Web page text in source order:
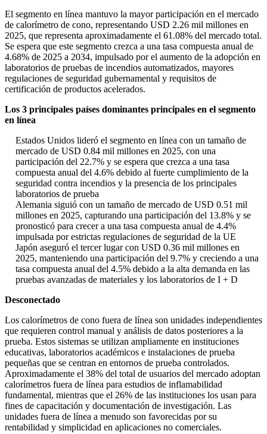
El segmento en línea mantuvo la mayor participación en el mercado
de calorímetro de cono, representando USD 2.26 mil millones en
2025, que representa aproximadamente el 61.08% del mercado total.
Se espera que este segmento crezca a una tasa compuesta anual de
4.68% de 2025 a 2034, impulsado por el aumento de la adopción en
laboratorios de pruebas de incendios automatizados, mayores
regulaciones de seguridad gubernamental y requisitos de
certificación de productos acelerados.
Los 3 principales países dominantes principales en el segmento
en línea
Estados Unidos lideró el segmento en línea con un tamaño de
mercado de USD 0.84 mil millones en 2025, con una
participación del 22.7% y se espera que crezca a una tasa
compuesta anual del 4.6% debido al fuerte cumplimiento de la
seguridad contra incendios y la presencia de los principales
laboratorios de prueba
Alemania siguió con un tamaño de mercado de USD 0.51 mil
millones en 2025, capturando una participación del 13.8% y se
pronosticó para crecer a una tasa compuesta anual de 4.4%
impulsada por estrictas regulaciones de seguridad de la UE
Japón aseguró el tercer lugar con USD 0.36 mil millones en
2025, manteniendo una participación del 9.7% y creciendo a una
tasa compuesta anual del 4.5% debido a la alta demanda en las
pruebas avanzadas de materiales y los laboratorios de I + D
Desconectado
Los calorímetros de cono fuera de línea son unidades independientes
que requieren control manual y análisis de datos posteriores a la
prueba. Estos sistemas se utilizan ampliamente en instituciones
educativas, laboratorios académicos e instalaciones de prueba
pequeñas que se centran en entornos de prueba controlados.
Aproximadamente el 38% del total de usuarios del mercado adoptan
calorímetros fuera de línea para estudios de inflamabilidad
fundamental, mientras que el 26% de las instituciones los usan para
fines de capacitación y documentación de investigación. Las
unidades fuera de línea a menudo son favorecidas por su
rentabilidad y simplicidad en aplicaciones no comerciales.